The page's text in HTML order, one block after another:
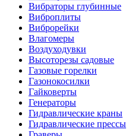
Вибраторы глубинные
Виброплиты
Виброрейки
Влагомеры
Воздуходувки
Высоторезы садовые
Газовые горелки
Газонокосилки
Гайковерты
Генераторы
Гидравлические краны
Гидравлические прессы